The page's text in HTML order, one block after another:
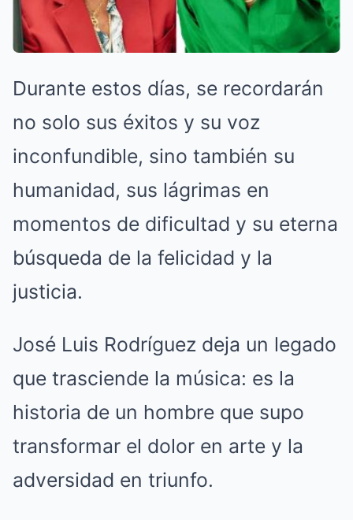
Durante estos días, se recordarán
no solo sus éxitos y su voz
inconfundible, sino también su
humanidad, sus lágrimas en
momentos de dificultad y su eterna
búsqueda de la felicidad y la
justicia.
José Luis Rodríguez deja un legado
que trasciende la música: es la
historia de un hombre que supo
transformar el dolor en arte y la
adversidad en triunfo.